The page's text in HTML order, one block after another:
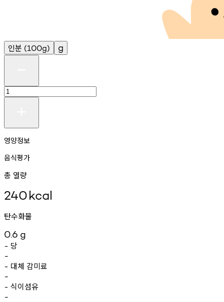
인분 (100g) g
영양정보
음식평가
총 열량
240kcal
탄수화물
0.6 g
- 당
-
- 대체 감미료
-
- 식이섬유
-